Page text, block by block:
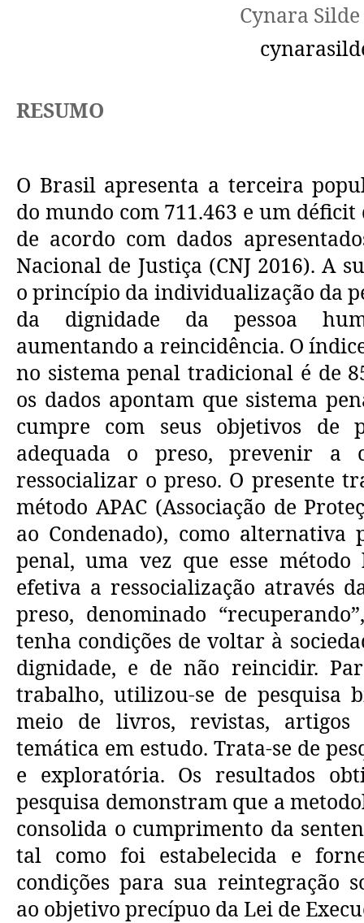
Cynara
RESUMO
O Brasil apresenta a terceira
do mundo com 711.463 e um déficit
de acordo com dados
Nacional de Justiça (CNJ 2016). A
o princípio da individualização da
da dignidade da pessoa
aumentando a reincidência. O
no sistema penal tradicional é de
os dados apontam que sistema
cumpre com seus objetivos de
adequada o preso, prevenir a
ressocializar o preso. O presente
método APAC (Associação de
ao Condenado), como alternativa
penal, uma vez que esse método
efetiva a ressocialização através
preso, denominado
tenha condições de voltar à
dignidade, e de não reincidir.
trabalho, utilizou-se de pesquisa
meio de livros, revistas,
temática em estudo. Trata-se de
e exploratória. Os resultados
pesquisa demonstram que a
consolida o cumprimento da
tal como foi estabelecida e
condições para sua reintegração
ao objetivo precípuo da Lei de